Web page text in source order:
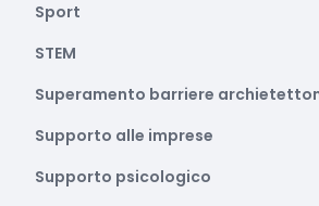
Sport
STEM
Superamento barriere
Supporto alle imprese
Supporto psicologico